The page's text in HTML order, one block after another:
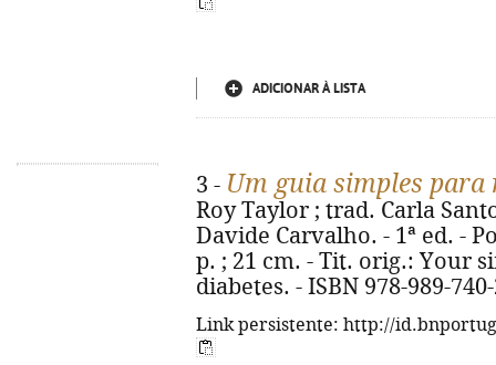
ADICIONAR À LISTA
3 - Um guia simples para
Roy Taylor ; trad. Carla
Davide Carvalho. - 1ª ed. -
p. ; 21 cm. - Tit. orig.: Your
diabetes. - ISBN 978-989-
Link persistente: http://